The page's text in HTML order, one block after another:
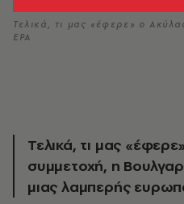
Τελικά, τι μας «έφερε» ο
EPA
Τελικά, τι μας
συμμετοχή, η
μιας λαμπερής